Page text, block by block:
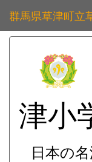
群馬県草津町立
津小
日本の